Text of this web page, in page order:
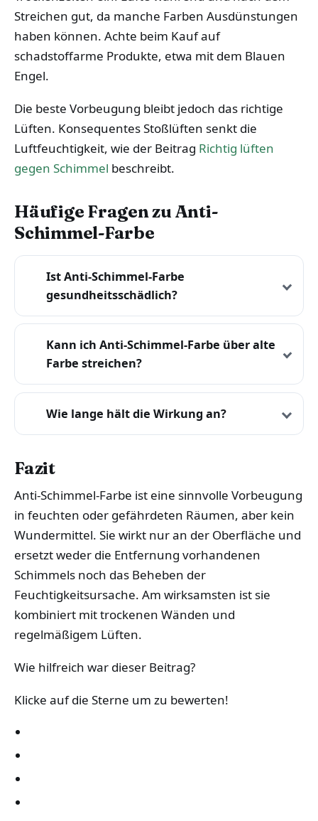
Streichen gut, da manche Farben Ausdünstungen
haben können. Achte beim Kauf auf
schadstoffarme Produkte, etwa mit dem Blauen
Engel.
Die beste Vorbeugung bleibt jedoch das richtige
Lüften. Konsequentes Stoßlüften senkt die
Luftfeuchtigkeit, wie der Beitrag Richtig lüften
gegen Schimmel beschreibt.
Häufige Fragen zu Anti-
Schimmel-Farbe
Ist Anti-Schimmel-Farbe
gesundheitsschädlich?
Kann ich Anti-Schimmel-Farbe über alte
Farbe streichen?
Wie lange hält die Wirkung an?
Fazit
Anti-Schimmel-Farbe ist eine sinnvolle Vorbeugung
in feuchten oder gefährdeten Räumen, aber kein
Wundermittel. Sie wirkt nur an der Oberfläche und
ersetzt weder die Entfernung vorhandenen
Schimmels noch das Beheben der
Feuchtigkeitsursache. Am wirksamsten ist sie
kombiniert mit trockenen Wänden und
regelmäßigem Lüften.
Wie hilfreich war dieser Beitrag?
Klicke auf die Sterne um zu bewerten!